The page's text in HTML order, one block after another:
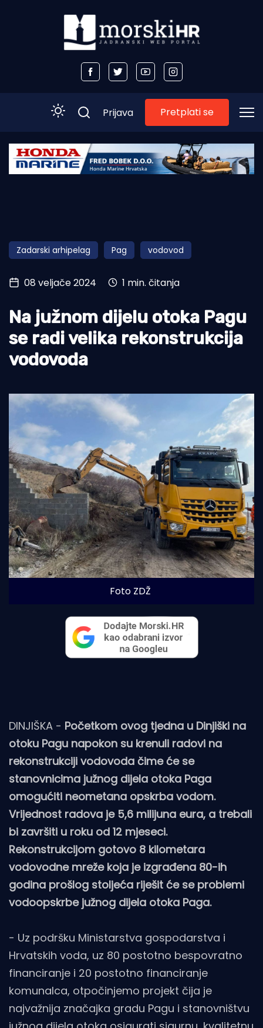
Početna
Obala
Otoci
Turizam i nautika
Pomorstvo
Ribolov
Ekologija
Prijava Pretplati se
Zadarski arhipelag Pag vodovod
08 veljače 2024 1 min. čitanja
Na južnom dijelu otoka Pagu
se radi velika rekonstrukcija
vodovoda
Foto ZDŽ
DINJIŠKA - Početkom ovog tjedna u Dinjiški na
otoku Pagu napokon su krenuli radovi na
rekonstrukciji vodovoda čime će se
stanovnicima južnog dijela otoka Paga
omogućiti neometana opskrba vodom.
Vrijednost radova je 5,6 milijuna eura, a trebali
bi završiti u roku od 12 mjeseci.
Rekonstrukcijom gotovo 8 kilometara
vodovodne mreže koja je izgrađena 80-ih
godina prošlog stoljeća riješit će se problemi
vodoopskrbe južnog dijela otoka Paga.
- Uz podršku Ministarstva gospodarstva i
Hrvatskih voda, uz 80 postotno bespovratno
financiranje i 20 postotno financiranje
komunalca, otpočinjemo projekt čija je
najvažnija značajka gradu Pagu i stanovništvu